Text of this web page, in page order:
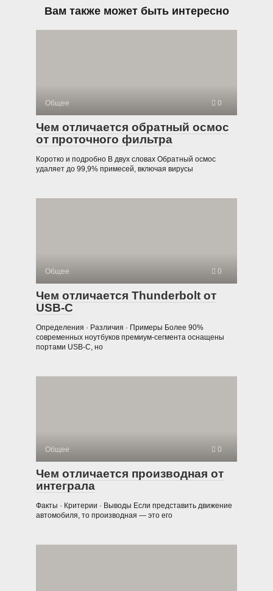
Вам также может быть интересно
Общее 0
Чем отличается обратный осмос
от проточного фильтра
Коротко и подробно В двух словах Обратный осмос
удаляет до 99,9% примесей, включая вирусы
Общее 0
Чем отличается Thunderbolt от
USB-C
Определения · Различия · Примеры Более 90%
современных ноутбуков премиум-сегмента оснащены
портами USB-C, но
Общее 0
Чем отличается производная от
интеграла
Факты · Критерии · Выводы Если представить движение
автомобиля, то производная — это его